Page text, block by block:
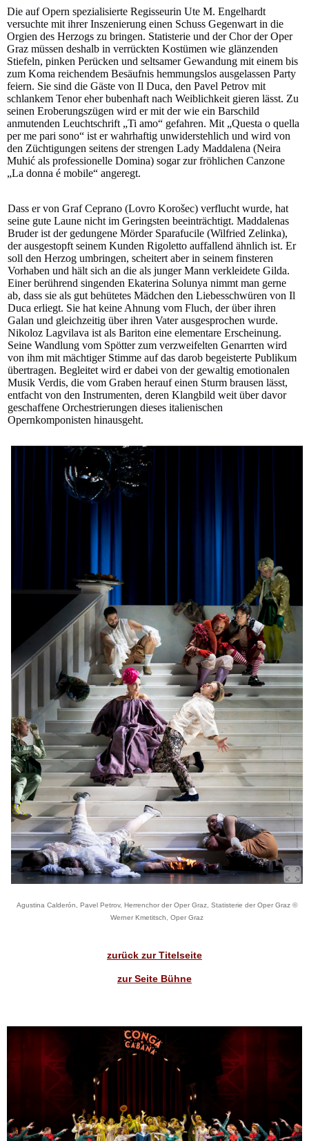
Die auf Opern spezialisierte Regisseurin Ute M. Engelhardt
versuchte mit ihrer Inszenierung einen Schuss Gegenwart in die
Orgien des Herzogs zu bringen. Statisterie und der Chor der Oper
Graz müssen deshalb in verrückten Kostümen wie glänzenden
Stiefeln, pinken Perücken und seltsamer Gewandung mit einem bis
zum Koma reichendem Besäufnis hemmungslos ausgelassen Party
feiern. Sie sind die Gäste von Il Duca, den Pavel Petrov mit
schlankem Tenor eher bubenhaft nach Weiblichkeit gieren lässt. Zu
seinen Eroberungszügen wird er mit der wie ein Barschild
anmutenden Leuchtschrift „Ti amo“ gefahren. Mit „Questa o quella
per me pari sono“ ist er wahrhaftig unwiderstehlich und wird von
den Züchtigungen seitens der strengen Lady Maddalena (Neira
Muhić als professionelle Domina) sogar zur fröhlichen Canzone
„La donna é mobile“ angeregt.
Dass er von Graf Ceprano (Lovro Korošec) verflucht wurde, hat
seine gute Laune nicht im Geringsten beeinträchtigt. Maddalenas
Bruder ist der gedungene Mörder Sparafucile (Wilfried Zelinka),
der ausgestopft seinem Kunden Rigoletto auffallend ähnlich ist. Er
soll den Herzog umbringen, scheitert aber in seinem finsteren
Vorhaben und hält sich an die als junger Mann verkleidete Gilda.
Einer berührend singenden Ekaterina Solunya nimmt man gerne
ab, dass sie als gut behütetes Mädchen den Liebesschwüren von Il
Duca erliegt. Sie hat keine Ahnung vom Fluch, der über ihren
Galan und gleichzeitig über ihren Vater ausgesprochen wurde.
Nikoloz Lagvilava ist als Bariton eine elementare Erscheinung.
Seine Wandlung vom Spötter zum verzweifelten Genarrten wird
von ihm mit mächtiger Stimme auf das darob begeisterte Publikum
übertragen. Begleitet wird er dabei von der gewaltig emotionalen
Musik Verdis, die vom Graben herauf einen Sturm brausen lässt,
entfacht von den Instrumenten, deren Klangbild weit über davor
geschaffene Orchestrierungen dieses italienischen
Opernkomponisten hinausgeht.
Agustina Calderón, Pavel Petrov, Herrenchor der Oper Graz, Statisterie der Oper Graz ©
Werner Kmetitsch, Oper Graz
zurück zur Titelseite
zur Seite Bühne